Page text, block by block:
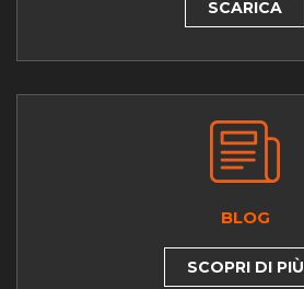
SCARICA
BLOG
SCOPRI DI PIÙ